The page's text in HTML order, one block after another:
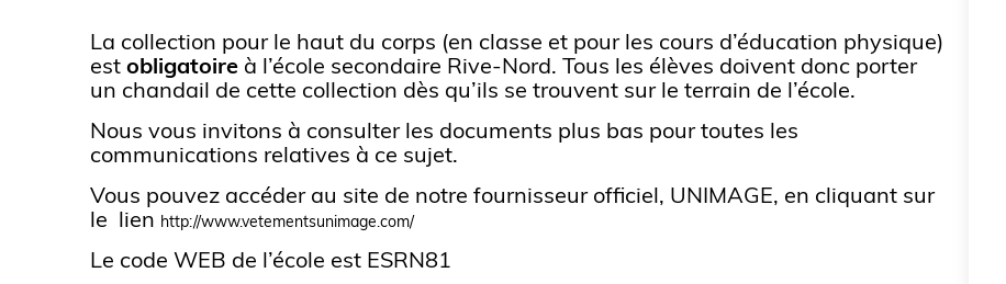
La collection pour le haut du corps (en classe et pour les cours d’éducation physique)
est obligatoire à l’école secondaire Rive-Nord. Tous les élèves doivent donc porter
un chandail de cette collection dès qu’ils se trouvent sur le terrain de l’école.
Nous vous invitons à consulter les documents plus bas pour toutes les
communications relatives à ce sujet.
Vous pouvez accéder au site de notre fournisseur officiel, UNIMAGE, en cliquant sur
le lien http://www.vetementsunimage.com/
Le code WEB de l’école est ESRN81